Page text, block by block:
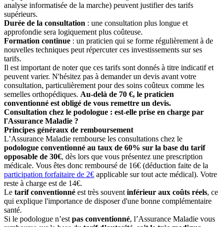
analyse informatisée de la marche) peuvent justifier des tarifs
supérieurs.
Durée de la consultation : une consultation plus longue et
approfondie sera logiquement plus coûteuse.
Formation continue : un praticien qui se forme régulièrement à de
nouvelles techniques peut répercuter ces investissements sur ses
tarifs.
Il est important de noter que ces tarifs sont donnés à titre indicatif et
peuvent varier. N'hésitez pas à demander un devis avant votre
consultation, particulièrement pour des soins coûteux comme les
semelles orthopédiques. Au-delà de 70 €, le praticien
conventionné est obligé de vous remettre un devis.
Consultation chez le podologue : est-elle prise en charge par
l'Assurance Maladie ?
Principes généraux de remboursement
L’Assurance Maladie rembourse les consultations chez le
podologue conventionné au taux de 60% sur la base du tarif
opposable de 30€, dès lors que vous présentez une prescription
médicale. Vous êtes donc remboursé de 16€ (déduction faite de la
participation forfaitaire de 2€ applicable sur tout acte médical). Votre
reste à charge est de 14€.
Le tarif conventionné est très souvent inférieur aux coûts réels, ce
qui explique l'importance de disposer d'une bonne complémentaire
santé.
Si le podologue n’est pas conventionné, l’Assurance Maladie vous